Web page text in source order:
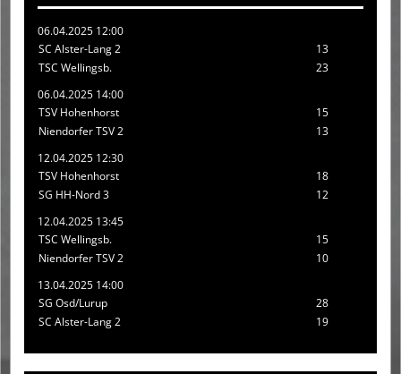
06.04.2025 12:00
SC Alster-Lang 2
13
TSC Wellingsb.
23
06.04.2025 14:00
TSV Hohenhorst
15
Niendorfer TSV 2
13
12.04.2025 12:30
TSV Hohenhorst
18
SG HH-Nord 3
12
12.04.2025 13:45
TSC Wellingsb.
15
Niendorfer TSV 2
10
13.04.2025 14:00
SG Osd/Lurup
28
SC Alster-Lang 2
19